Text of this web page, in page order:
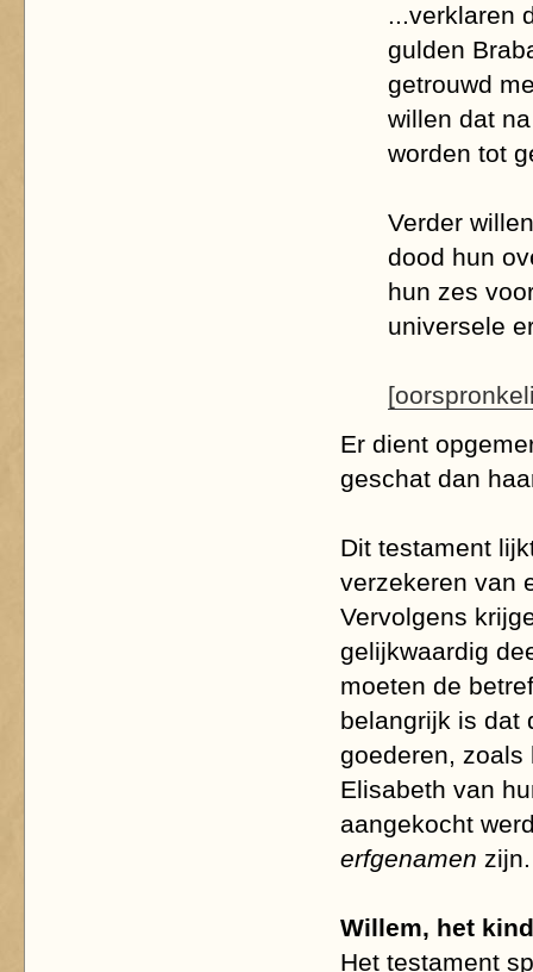
...verklaren
gulden
getrouwd
willen dat
worden tot
Verder
dood hun
hun zes
universele
Er dient
geschat dan
Dit testament
verzekeren van
Vervolgens
gelijkwaardig
moeten de
belangrijk is dat
goederen, zoals
Elisabeth van
aangekocht
erfgenamen zijn.
Willem, het
Het testament